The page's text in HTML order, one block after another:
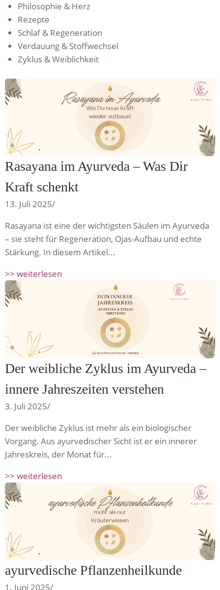
Philosophie & Herz
Rezepte
Schlaf & Regeneration
Verdauung & Stoffwechsel
Zyklus & Weiblichkeit
Rasayana im Ayurveda – Was Dir
Kraft schenkt
13. Juli 2025/
Rasayana ist eine der wichtigsten Säulen im Ayurveda
– sie steht für Regeneration, Ojas-Aufbau und echte
Stärkung. In diesem Artikel...
>> weiterlesen
Der weibliche Zyklus im Ayurveda –
innere Jahreszeiten verstehen
3. Juli 2025/
Der weibliche Zyklus ist mehr als ein biologischer
Vorgang. Aus ayurvedischer Sicht ist er ein innerer
Jahreskreis, der Monat für...
>> weiterlesen
ayurvedische Pflanzenheilkunde
1. Juni 2025/